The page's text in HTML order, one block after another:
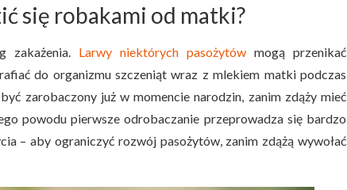
się robakami od matki?
zakażenia. Larwy niektórych pasożytów mogą przenikać
do organizmu szczeniąt wraz z mlekiem matki podczas
zarobaczony już w momencie narodzin, zanim zdąży mieć
powodu pierwsze odrobaczanie przeprowadza się bardzo
– aby ograniczyć rozwój pasożytów, zanim zdążą wywołać